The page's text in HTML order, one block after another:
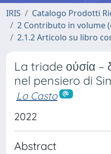
IRIS
Catalogo Prodotti
2 Contributo in volume
2.1.2 Articolo su libro
La triade οὐσία –
nel pensiero di
Lo Casto
2022
Abstract